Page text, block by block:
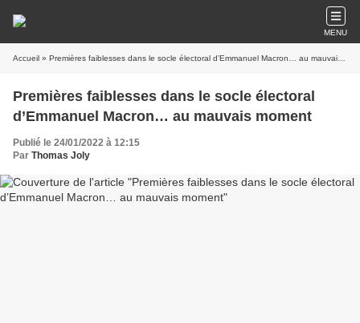
MENU
Accueil » Premières faiblesses dans le socle électoral d’Emmanuel Macron… au mauvais moment
Premières faiblesses dans le socle électoral
d’Emmanuel Macron… au mauvais moment
Publié le 24/01/2022 à 12:15
Par Thomas Joly